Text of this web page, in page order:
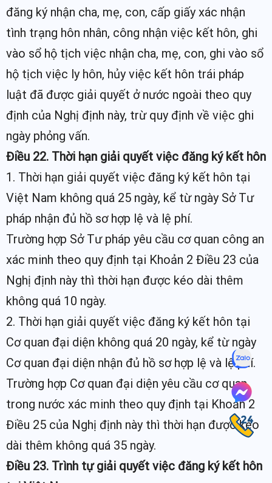
đăng ký nhận cha, mẹ, con, cấp giấy xác nhận
tình trạng hôn nhân, công nhận việc kết hôn, ghi
vào sổ hộ tịch việc nhận cha, mẹ, con, ghi vào sổ
hộ tịch việc ly hôn, hủy việc kết hôn trái pháp
luật đã được giải quyết ở nước ngoài theo quy
định của Nghị định này, trừ quy định về việc ghi
ngày phỏng vấn.
Điều 22. Thời hạn giải quyết việc đăng ký kết hôn
1. Thời hạn giải quyết việc đăng ký kết hôn tại
Việt Nam không quá 25 ngày, kể từ ngày Sở Tư
pháp nhận đủ hồ sơ hợp lệ và lệ phí.
Trường hợp Sở Tư pháp yêu cầu cơ quan công an
xác minh theo quy định tại Khoản 2 Điều 23 của
Nghị định này thì thời hạn được kéo dài thêm
không quá 10 ngày.
2. Thời hạn giải quyết việc đăng ký kết hôn tại
Cơ quan đại diện không quá 20 ngày, kể từ ngày
Cơ quan đại diện nhận đủ hồ sơ hợp lệ và lệ phí.
Trường hợp Cơ quan đại diện yêu cầu cơ quan
trong nước xác minh theo quy định tại Khoản 2
Điều 25 của Nghị định này thì thời hạn được kéo
dài thêm không quá 35 ngày.
Điều 23. Trình tự giải quyết việc đăng ký kết hôn